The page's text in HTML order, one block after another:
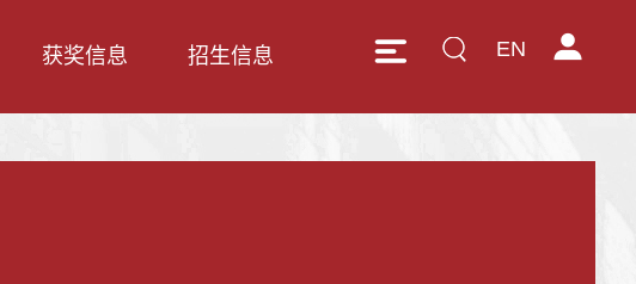
EN
获奖信息 招生信息